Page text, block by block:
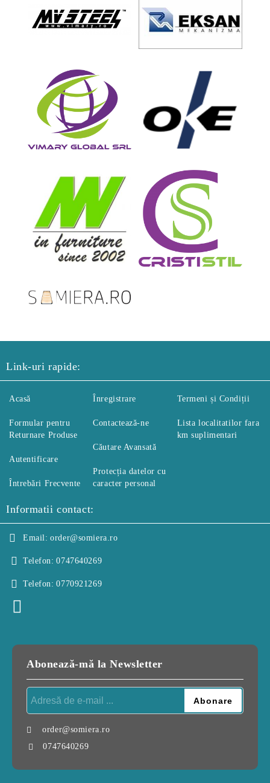
Link-uri rapide:
Acasă
Formular pentru
Returnare Produse
Autentificare
Întrebări Frecvente
Înregistrare
Contactează-ne
Căutare Avansată
Protecția datelor cu
caracter personal
Termeni și Condiții
Lista localitatilor fara
km suplimentari
Informatii contact:
Email: order@somiera.ro
Telefon: 0747640269
Telefon: 0770921269
Abonează-mă la Newsletter
order@somiera.ro
0747640269